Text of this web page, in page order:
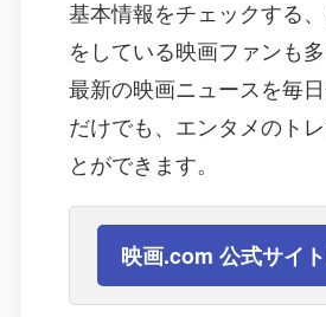
基本情報をチェックする
をしている映画ファンも多
最新の映画ニュースを毎
だけでも、エンタメのト
とができます。
映画.com 公式サイ